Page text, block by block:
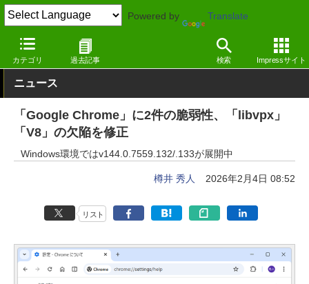
Powered by Translate
カテゴリ 過去記事 検索 Impressサイト
窓の杜 セキュリティ
ニュース
「Google Chrome」に2件の脆弱性、「libvpx」
「V8」の欠陥を修正
Windows環境ではv144.0.7559.132/.133が展開中
樽井 秀人 2026年2月4日 08:52
リスト